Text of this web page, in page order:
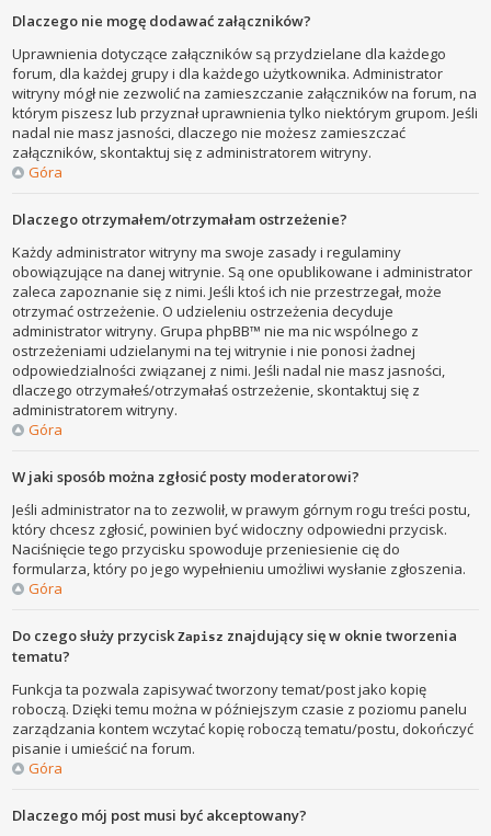
Dlaczego nie mogę dodawać załączników?
Uprawnienia dotyczące załączników są przydzielane dla każdego
forum, dla każdej grupy i dla każdego użytkownika. Administrator
witryny mógł nie zezwolić na zamieszczanie załączników na forum, na
którym piszesz lub przyznał uprawnienia tylko niektórym grupom. Jeśli
nadal nie masz jasności, dlaczego nie możesz zamieszczać
załączników, skontaktuj się z administratorem witryny.
Góra
Dlaczego otrzymałem/otrzymałam ostrzeżenie?
Każdy administrator witryny ma swoje zasady i regulaminy
obowiązujące na danej witrynie. Są one opublikowane i administrator
zaleca zapoznanie się z nimi. Jeśli ktoś ich nie przestrzegał, może
otrzymać ostrzeżenie. O udzieleniu ostrzeżenia decyduje
administrator witryny. Grupa phpBB™ nie ma nic wspólnego z
ostrzeżeniami udzielanymi na tej witrynie i nie ponosi żadnej
odpowiedzialności związanej z nimi. Jeśli nadal nie masz jasności,
dlaczego otrzymałeś/otrzymałaś ostrzeżenie, skontaktuj się z
administratorem witryny.
Góra
W jaki sposób można zgłosić posty moderatorowi?
Jeśli administrator na to zezwolił, w prawym górnym rogu treści postu,
który chcesz zgłosić, powinien być widoczny odpowiedni przycisk.
Naciśnięcie tego przycisku spowoduje przeniesienie cię do
formularza, który po jego wypełnieniu umożliwi wysłanie zgłoszenia.
Góra
Do czego służy przyciskZapisz znajdujący się w oknie tworzenia
tematu?
Funkcja ta pozwala zapisywać tworzony temat/post jako kopię
roboczą. Dzięki temu można w późniejszym czasie z poziomu panelu
zarządzania kontem wczytać kopię roboczą tematu/postu, dokończyć
pisanie i umieścić na forum.
Góra
Dlaczego mój post musi być akceptowany?